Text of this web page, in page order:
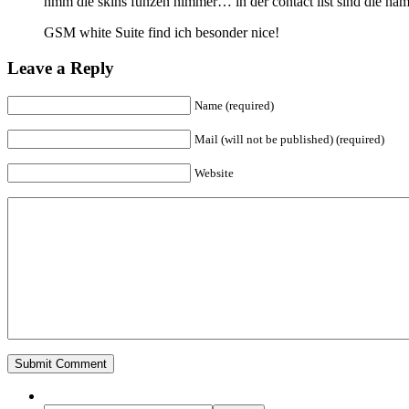
GSM white Suite find ich besonder nice!
Leave a Reply
Name (required)
Mail (will not be published) (required)
Website